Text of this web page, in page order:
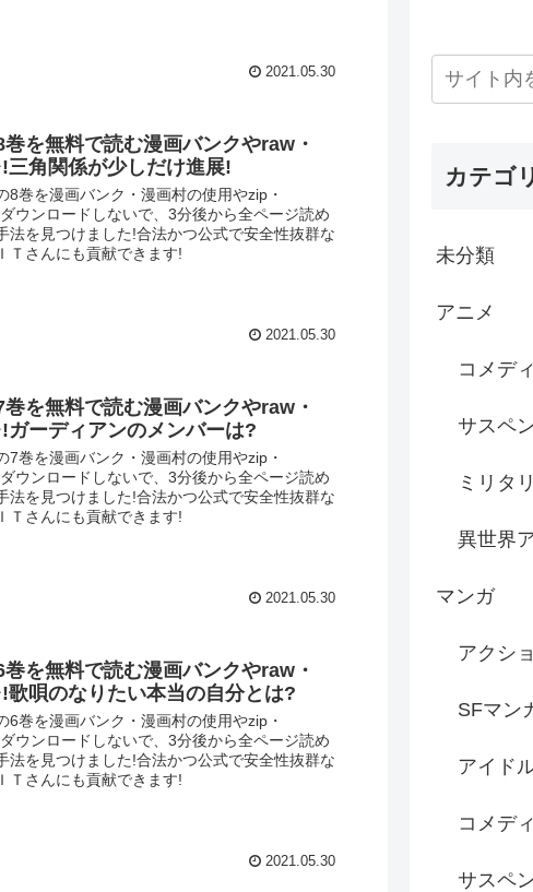
2021.05.30
巻を無料で読む漫画バンクやraw・
三角関係が少しだけ進展!
8巻を漫画バンク・漫画村の使用やzip・
ウンロードしないで、3分後から全ページ読め
法を見つけました!合法かつ公式で安全性抜群な
Ｔさんにも貢献できます!
2021.05.30
巻を無料で読む漫画バンクやraw・
ーディアンのメンバーは?
7巻を漫画バンク・漫画村の使用やzip・
ウンロードしないで、3分後から全ページ読め
法を見つけました!合法かつ公式で安全性抜群な
Ｔさんにも貢献できます!
2021.05.30
巻を無料で読む漫画バンクやraw・
唄のなりたい本当の自分とは?
6巻を漫画バンク・漫画村の使用やzip・
ウンロードしないで、3分後から全ページ読め
法を見つけました!合法かつ公式で安全性抜群な
Ｔさんにも貢献できます!
2021.05.30
カテゴ
未分類
アニメ
コメデ
サスペ
ミリタ
異世界
マンガ
アクシ
SFマン
アイド
コメデ
サスペ